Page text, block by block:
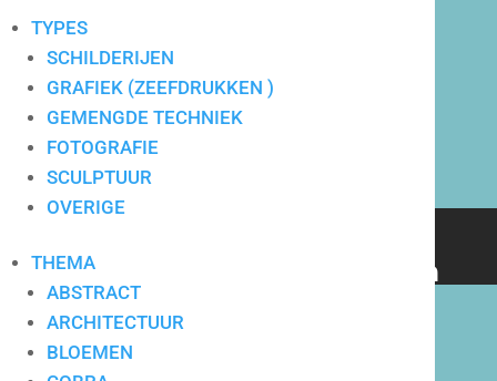
TYPES
SCHILDERIJEN
GRAFIEK (ZEEFDRUKKEN )
GEMENGDE TECHNIEK
FOTOGRAFIE
SCULPTUUR
OVERIGE
THEMA
ABSTRACT
ARCHITECTUUR
BLOEMEN
Verkoop en verhuur van
bedrijven en particulieren